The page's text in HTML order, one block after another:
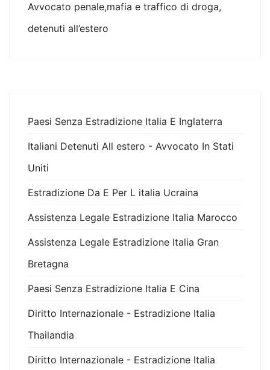
Avvocato penale,mafia e traffico di droga,
detenuti all’estero
Paesi Senza Estradizione Italia E Inglaterra
Italiani Detenuti All estero - Avvocato In Stati
Uniti
Estradizione Da E Per L italia Ucraina
Assistenza Legale Estradizione Italia Marocco
Assistenza Legale Estradizione Italia Gran
Bretagna
Paesi Senza Estradizione Italia E Cina
Diritto Internazionale - Estradizione Italia
Thailandia
Diritto Internazionale - Estradizione Italia